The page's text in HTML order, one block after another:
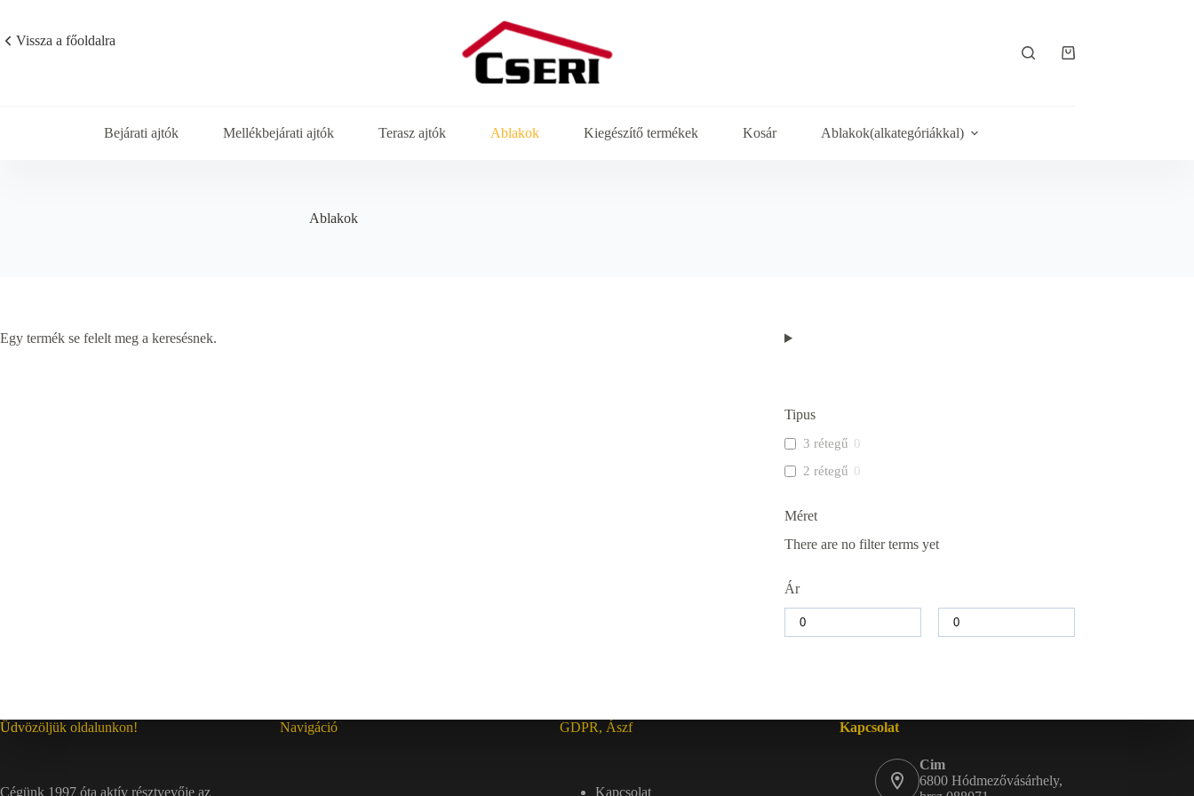
content
Vissza a főoldalra
Shopping
Bejárati ajtók Mellékbejárati ajtók Terasz ajtók Ablakok Kiegészítő termékek Kosár Ablakok(alkategóriákkal)
Ablakok
Egy termék se felelt meg a keresésnek.
Tipus
3 rétegű 0
2 rétegű 0
Méret
There are no filter terms yet
Ár
Üdvözöljük oldalunkon!
Cégünk 1997 óta aktív résztvevője az
Navigáció GDPR, Ászf
Kapcsolat
Kapcsolat
Cim
6800 Hódmezővásárhely,